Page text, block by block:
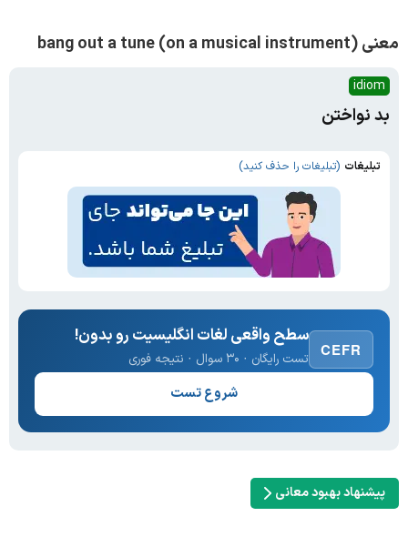
معنی bang out a tune (on a musical instrument)
idiom
بد نواختن
تبلیغات (تبلیغات را حذف کنید)
CEFR
سطح واقعی لغات انگلیسیت رو بدون!
تست رایگان · ۳۰ سوال · نتیجه فوری
شروع تست
پیشنهاد بهبود معانی